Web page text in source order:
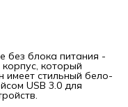
без блока питания -
который
имеет стильный бело-
USB 3.0 для